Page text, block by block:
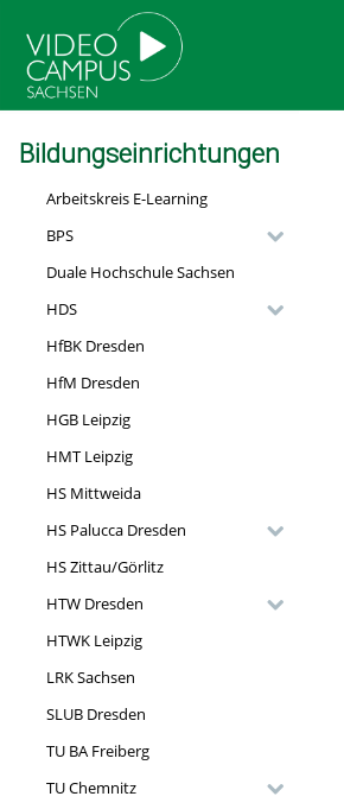
Bildungseinrichtungen
Arbeitskreis E-Learning
BPS
Duale Hochschule Sachsen
HDS
HfBK Dresden
HfM Dresden
HGB Leipzig
HMT Leipzig
HS Mittweida
HS Palucca Dresden
HS Zittau/Görlitz
HTW Dresden
HTWK Leipzig
LRK Sachsen
SLUB Dresden
TU BA Freiberg
TU Chemnitz